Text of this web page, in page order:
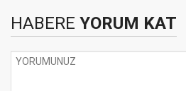
HABERE YORUM KAT